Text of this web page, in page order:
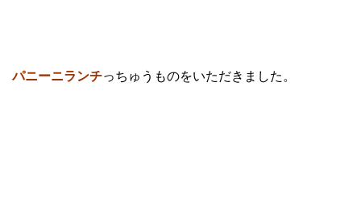
パニーニランチっちゅうものをいただきました。